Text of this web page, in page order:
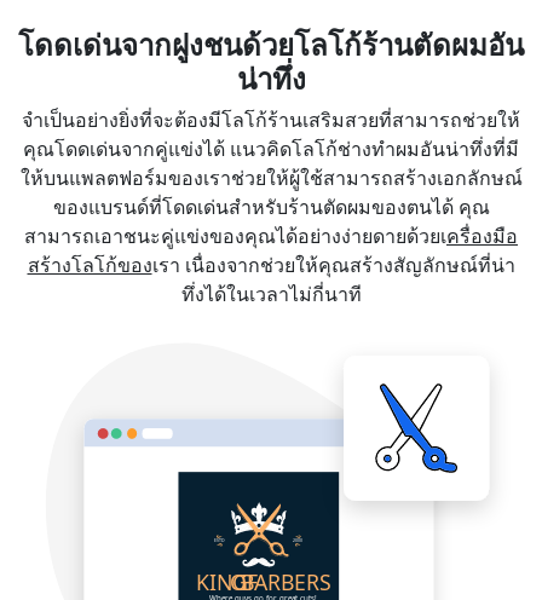
โดดเด่นจากฝูงชนด้วยโลโก้ร้านตัดผมอัน
น่าทึ่ง
จำเป็นอย่างยิ่งที่จะต้องมีโลโก้ร้านเสริมสวยที่สามารถช่วยให้
คุณโดดเด่นจากคู่แข่งได้ แนวคิดโลโก้ช่างทำผมอันน่าทึ่งที่มี
ให้บนแพลตฟอร์มของเราช่วยให้ผู้ใช้สามารถสร้างเอกลักษณ์
ของแบรนด์ที่โดดเด่นสำหรับร้านตัดผมของตนได้ คุณ
สามารถเอาชนะคู่แข่งของคุณได้อย่างง่ายดายด้วยเครื่องมือ
สร้างโลโก้ของเรา เนื่องจากช่วยให้คุณสร้างสัญลักษณ์ที่น่า
ทึ่งได้ในเวลาไม่กี่นาที